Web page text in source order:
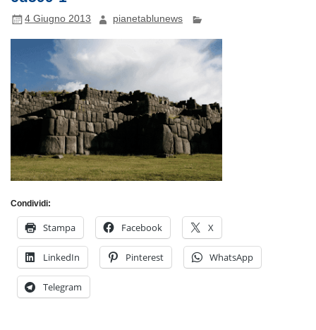
4 Giugno 2013 pianetablunews
Condividi:
Stampa Facebook X
LinkedIn Pinterest WhatsApp
Telegram